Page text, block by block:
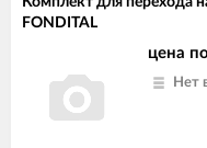
FONDITAL
цена
Нет